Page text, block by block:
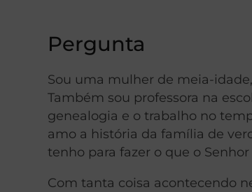
Pergunta
Sou uma mulher de meia-
Também sou professora na
genealogia e o trabalho no
amo a história da família de
tenho para fazer o que o
Com tanta coisa acontecendo